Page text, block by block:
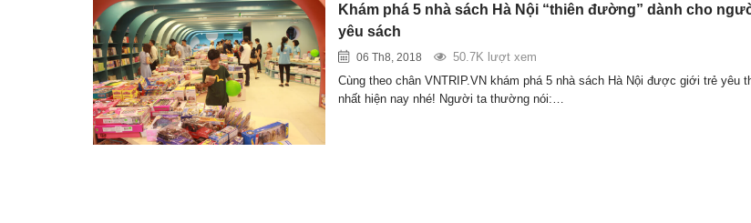
Khám phá 5 nhà sách Hà Nội “thiên đường” dành cho
yêu sách
06 Th8, 2018
50.7K lượt xem
Cùng theo chân VNTRIP.VN khám phá 5 nhà sách Hà Nội được giới trẻ yêu
nhất hiện nay nhé! Người ta thường nói:…